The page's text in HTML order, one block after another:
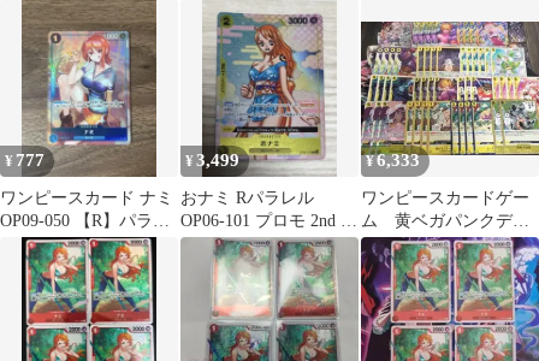
¥ 777
ワンピースカード ナミ
OP09-050 【R】パラレ
¥3,499
おナミ Rパラレル
OP06-101 プロモ 2nd ワ
ンピースカード
¥6,333
ワンピースカードゲー
ム 黄ベガパンクデッ
キ ハイレア構築 リ
ーダーパラレル